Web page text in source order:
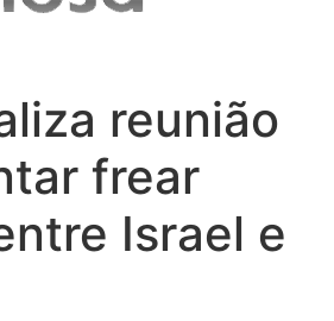
reunião
frear
Israel e